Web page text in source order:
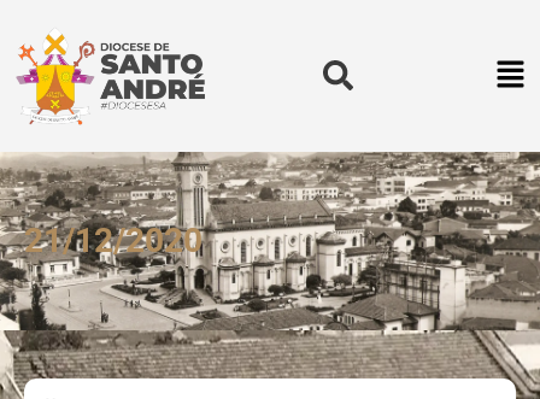
21/12/2020